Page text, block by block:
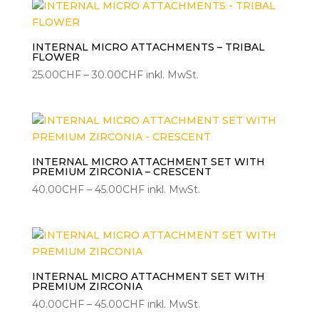
30.00CHF
INTERNAL MICRO ATTACHMENTS – TRIBAL
FLOWER
25.00CHF – 30.00CHFPreisspanne:
30.00CHF
inkl. MwSt.
INTERNAL MICRO ATTACHMENT SET WITH
PREMIUM ZIRCONIA – CRESCENT
40.00CHF – 45.00CHFPreisspanne:
45.00CHF
inkl. MwSt.
INTERNAL MICRO ATTACHMENT SET WITH
PREMIUM ZIRCONIA
40.00CHF – 45.00CHFPreisspanne:
inkl. MwSt.